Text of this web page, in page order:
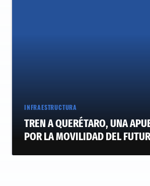
INFRAESTRUCTURA
TREN A QUERÉTARO, UNA
POR LA MOVILIDAD DEL